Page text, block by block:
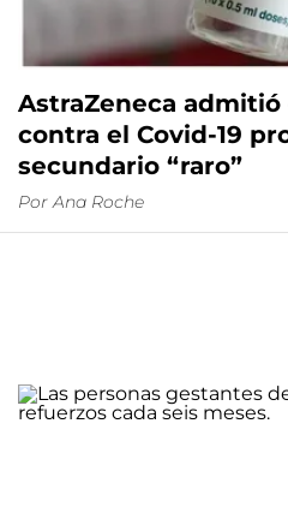
AstraZeneca
contra el Covid-19
secundario “raro”
Por Ana Roche